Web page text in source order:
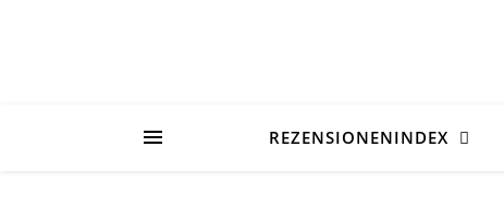
REZENSIONENINDEX